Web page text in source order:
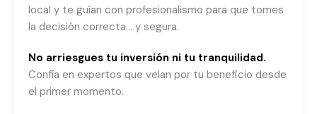
local y te guían con profesionalismo para que tomes
la decisión correcta… y segura.
No arriesgues tu inversión ni tu tranquilidad.
Confía en expertos que velan por tu beneficio desde
el primer momento.